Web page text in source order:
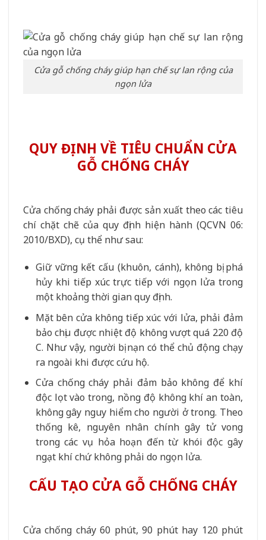
Cửa gỗ chống cháy giúp hạn chế sự lan rộng của
ngọn lửa
QUY ĐỊNH VỀ TIÊU CHUẨN CỬA
GỖ CHỐNG CHÁY
Cửa chống cháy phải được sản xuất theo các tiêu
chí chặt chẽ của quy định hiện hành (QCVN 06:
2010/BXD), cụ thể như sau:
Giữ vững kết cấu (khuôn, cánh), không bị phá
hủy khi tiếp xúc trực tiếp với ngọn lửa trong
một khoảng thời gian quy định.
Mặt bên cửa không tiếp xúc với lửa, phải đảm
bảo chịu được nhiệt độ không vượt quá 220 độ
C. Như vậy, người bị nạn có thể chủ động chạy
ra ngoài khi được cứu hộ.
Cửa chống cháy phải đảm bảo không để khí
độc lọt vào trong, nồng độ không khí an toàn,
không gây nguy hiểm cho người ở trong. Theo
thống kê, nguyên nhân chính gây tử vong
trong các vụ hỏa hoạn đến từ khói độc gây
ngạt khí chứ không phải do ngọn lửa.
CẤU TẠO CỬA GỖ CHỐNG CHÁY
Cửa chống cháy 60 phút, 90 phút hay 120 phút